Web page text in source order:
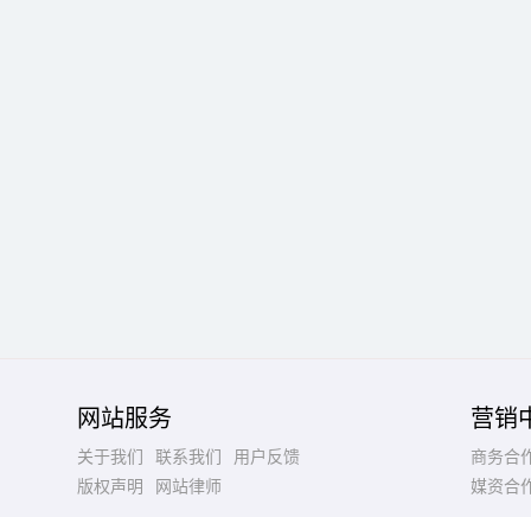
网站服务
关于我们 联系我们
用户反馈
版权声明
网站律师
营销
商务合
媒资合